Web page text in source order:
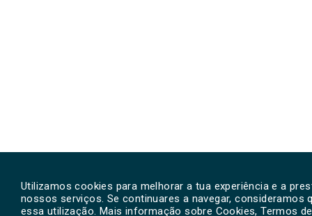
Utilizamos cookies para melhorar a tua experiência e a
nossos serviços. Se continuares a navegar, consideramos
essa utilização. Mais informação sobre Cookies, Termos